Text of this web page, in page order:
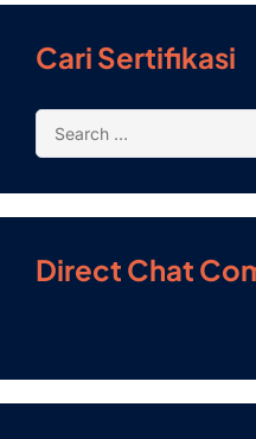
Cari Sertifikasi
Direct Chat